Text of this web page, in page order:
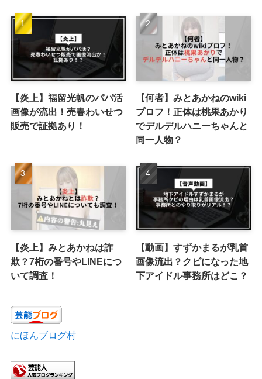
【炎上】福留光帆のパパ活
画像が流出！売春わいせつ
販売で証拠あり！
【何者】みとあかねのwiki
プロフ！正体は桃果あかり
でデルデルハニーちゃんと
同一人物？
【炎上】みとあかねは詐
欺？7桁の番号やLINEにつ
いて調査！
【動画】すずかまるが乳首
画像流出？クビになった地
下アイドル事務所はどこ？
にほんブログ村